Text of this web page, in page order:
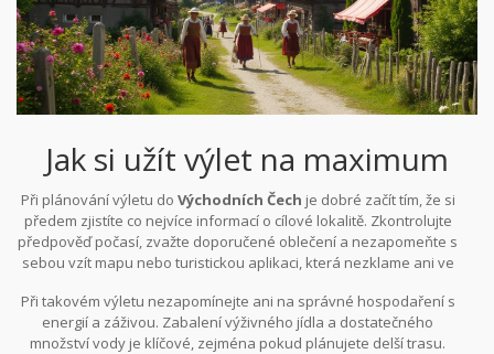
Jak si užít výlet na maximum
Při plánování výletu do Východních Čech je dobré začít tím, že si
předem zjistíte co nejvíce informací o cílové lokalitě. Zkontrolujte
předpověď počasí, zvažte doporučené oblečení a nezapomeňte s
sebou vzít mapu nebo turistickou aplikaci, která nezklame ani ve
minimalizovali stres a nečekaná překvapení na cestě. Když
dorazíte na místo, nechte se unést okamžikem a nezapomeňte si
udělat čas na obdivování detailů - může to být starý strom, pták s
Při takovém výletu nezapomínejte ani na správné hospodaření s
energií a záživou. Zabalení výživného jídla a dostatečného
množství vody je klíčové, zejména pokud plánujete delší trasu.